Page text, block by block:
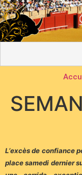
L‘excès de confiance
placesamedi dernier